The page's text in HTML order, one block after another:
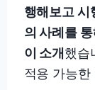
행해보고 시
의 사례를
이 소개 했습
적용 가능